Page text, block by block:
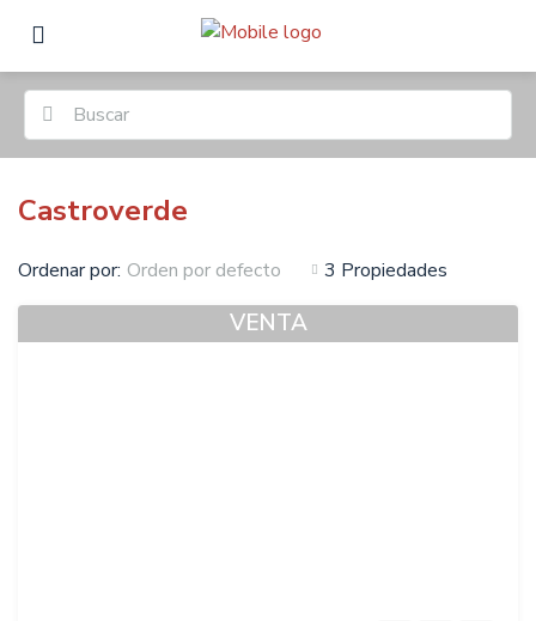
Castroverde
3 Propiedades
Ordenar por: Orden por defecto
VENTA